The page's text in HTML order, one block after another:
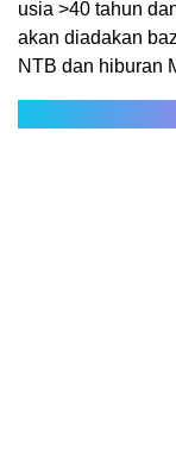
usia >40 tahun
akan diadakan
NTB dan hiburan